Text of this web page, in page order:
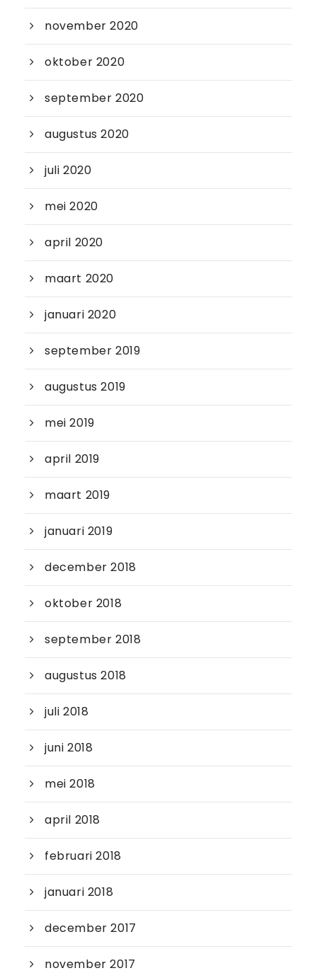
november 2020
oktober 2020
september 2020
augustus 2020
juli 2020
mei 2020
april 2020
maart 2020
januari 2020
september 2019
augustus 2019
mei 2019
april 2019
maart 2019
januari 2019
december 2018
oktober 2018
september 2018
augustus 2018
juli 2018
juni 2018
mei 2018
april 2018
februari 2018
januari 2018
december 2017
november 2017